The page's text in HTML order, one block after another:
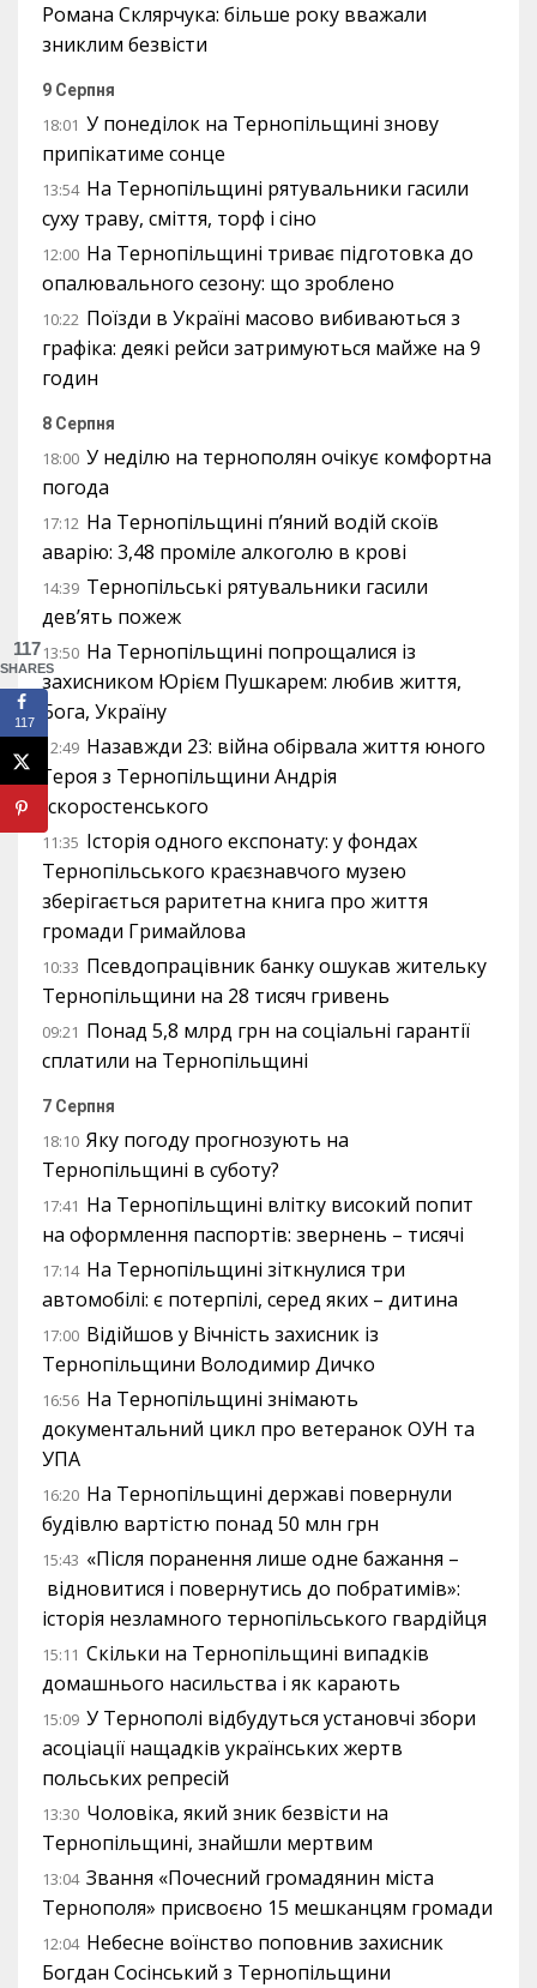
Романа Склярчука: більше року вважали
зниклим безвісти
9 Серпня
18:01 У понеділок на Тернопільщині знову
припікатиме сонце
13:54 На Тернопільщині рятувальники гасили
суху траву, сміття, торф і сіно
12:00 На Тернопільщині триває підготовка до
опалювального сезону: що зроблено
10:22 Поїзди в Україні масово вибиваються з
графіка: деякі рейси затримуються майже на 9
годин
8 Серпня
18:00 У неділю на тернополян очікує комфортна
погода
17:12 На Тернопільщині п’яний водій скоїв
аварію: 3,48 проміле алкоголю в крові
14:39 Тернопільські рятувальники гасили
дев’ять пожеж
13:50 На Тернопільщині попрощалися із
захисником Юрієм Пушкарем: любив життя,
Бога, Україну
12:49 Назавжди 23: війна обірвала життя юного
Героя з Тернопільщини Андрія
Іскоростенського
11:35 Історія одного експонату: у фондах
Тернопільського краєзнавчого музею
зберігається раритетна книга про життя
громади Гримайлова
10:33 Псевдопрацівник банку ошукав жительку
Тернопільщини на 28 тисяч гривень
09:21 Понад 5,8 млрд грн на соціальні гарантії
сплатили на Тернопільщині
7 Серпня
18:10 Яку погоду прогнозують на
Тернопільщині в суботу?
17:41 На Тернопільщині влітку високий попит
на оформлення паспортів: звернень – тисячі
17:14 На Тернопільщині зіткнулися три
автомобілі: є потерпілі, серед яких – дитина
17:00 Відійшов у Вічність захисник із
Тернопільщини Володимир Дичко
16:56 На Тернопільщині знімають
документальний цикл про ветеранок ОУН та
УПА
16:20 На Тернопільщині державі повернули
будівлю вартістю понад 50 млн грн
15:43 «Після поранення лише одне бажання –
відновитися і повернутись до побратимів»:
історія незламного тернопільського гвардійця
15:11 Скільки на Тернопільщині випадків
домашнього насильства і як карають
15:09 У Тернополі відбудуться установчі збори
асоціації нащадків українських жертв
польських репресій
13:30 Чоловіка, який зник безвісти на
Тернопільщині, знайшли мертвим
13:04 Звання «Почесний громадянин міста
Тернополя» присвоєно 15 мешканцям громади
12:04 Небесне воїнство поповнив захисник
Богдан Сосінський з Тернопільщини
117
SHARES
117